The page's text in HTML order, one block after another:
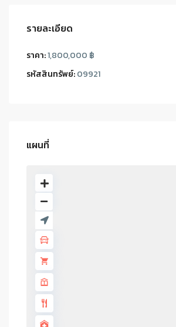
รายละเอียด
ราคา:1,800,000 ฿
รหัสสินทรัพย์:09921
แผนที่